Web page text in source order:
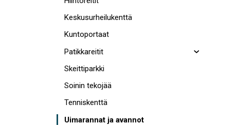
Keskusurheilukenttä
Kuntoportaat
Patikkareitit
Skeittiparkki
Soinin tekojää
Tenniskenttä
Uimarannat ja avannot